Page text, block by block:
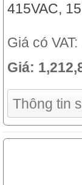
415VAC,
Giá có VAT:
Giá:
Thông tin